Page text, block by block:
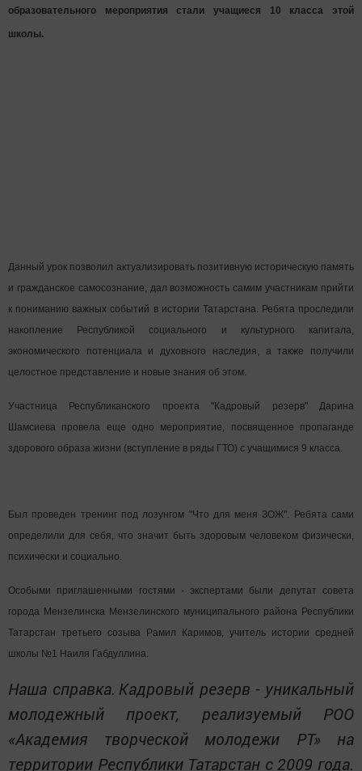
образовательного мероприятия стали учащиеся 10 класса этой
школы.
Данный урок позволил актуализировать позитивную историческую память
и гражданское самосознание, дал возможность самим участникам прийти
к пониманию важных событий в истории Татарстана. Ребята проследили
накопление Республикой социального и культурного капитала,
экономического потенциала и духовного наследия, а также получили
целостное представление и новые знания об этом.
Участница Республиканского проекта "Кадровый резерв" Дарина
Шамсиева провела еще одно мероприятие, посвященное пропаганде
здорового образа жизни (вступление в ряды ГТО) с учащимися 9 класса.
Был проведен тренинг под лозунгом "Что для меня ЗОЖ". Ребята сами
определили для себя, что значит быть здоровым человеком физически,
психически и социально.
Особыми приглашенными гостями - экспертами были депутат совета
города Мензелинска Мензелинского муниципального района Республики
Татарстан третьего созыва Рамил Каримов, учитель истории средней
школы №1 Наиля Габдуллина.
Наша справка. Кадровый резерв - уникальный
молодежный проект, реализуемый РОО
«Академия творческой молодежи РТ» на
территории Республики Татарстан с 2009 года.